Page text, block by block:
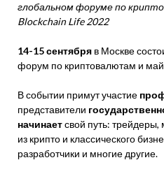
глобальном форуме по
Blockchain Life 2022
14-15 сентября в Москве
форум по криптовалютам и
В событии примут участие
представители
начинаетсвой путь:
из крипто и классического
разработчики и многие другие.